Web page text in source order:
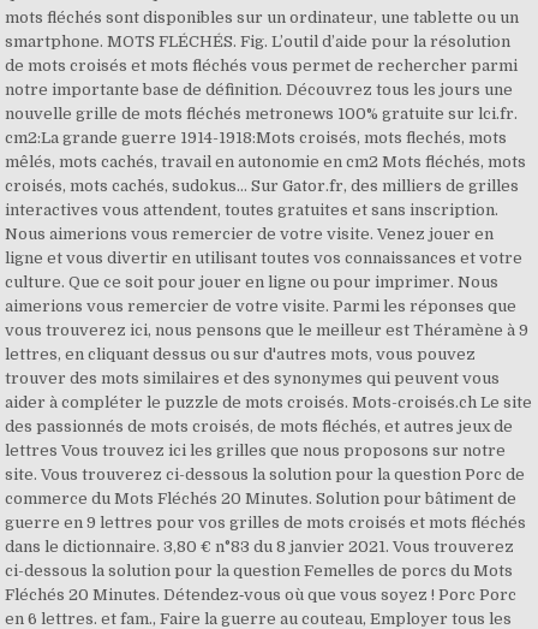
mots fléchés sont disponibles sur un ordinateur, une tablette ou un
smartphone. MOTS FLÉCHÉS. Fig. L’outil d’aide pour la résolution
de mots croisés et mots fléchés vous permet de rechercher parmi
notre importante base de définition. Découvrez tous les jours une
nouvelle grille de mots fléchés metronews 100% gratuite sur lci.fr.
cm2:La grande guerre 1914-1918:Mots croisés, mots flechés, mots
mêlés, mots cachés, travail en autonomie en cm2 Mots fléchés, mots
croisés, mots cachés, sudokus… Sur Gator.fr, des milliers de grilles
interactives vous attendent, toutes gratuites et sans inscription.
Nous aimerions vous remercier de votre visite. Venez jouer en
ligne et vous divertir en utilisant toutes vos connaissances et votre
culture. Que ce soit pour jouer en ligne ou pour imprimer. Nous
aimerions vous remercier de votre visite. Parmi les réponses que
vous trouverez ici, nous pensons que le meilleur est Théramène à 9
lettres, en cliquant dessus ou sur d'autres mots, vous pouvez
trouver des mots similaires et des synonymes qui peuvent vous
aider à compléter le puzzle de mots croisés. Mots-croisés.ch Le site
des passionnés de mots croisés, de mots fléchés, et autres jeux de
lettres Vous trouvez ici les grilles que nous proposons sur notre
site. Vous trouverez ci-dessous la solution pour la question Porc de
commerce du Mots Fléchés 20 Minutes. Solution pour bâtiment de
guerre en 9 lettres pour vos grilles de mots croisés et mots fléchés
dans le dictionnaire. 3,80 € n°83 du 8 janvier 2021. Vous trouverez
ci-dessous la solution pour la question Femelles de porcs du Mots
Fléchés 20 Minutes. Détendez‑vous où que vous soyez ! Porc Porc
en 6 lettres. et fam., Faire la guerre au couteau, Employer tous les